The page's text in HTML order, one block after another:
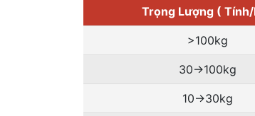
Trọng Lượng ( Tính/
>100kg
30->100kg
10->30kg